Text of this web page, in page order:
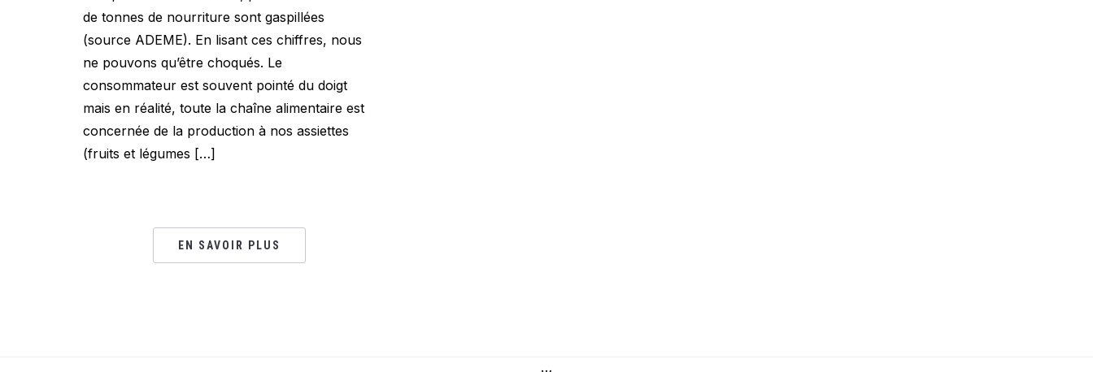
de tonnes de nourriture sont gaspillées
(source ADEME). En lisant ces chiffres, nous
ne pouvons qu’être choqués. Le
consommateur est souvent pointé du doigt
mais en réalité, toute la chaîne alimentaire est
concernée de la production à nos assiettes
(fruits et légumes […]
EN SAVOIR PLUS
…